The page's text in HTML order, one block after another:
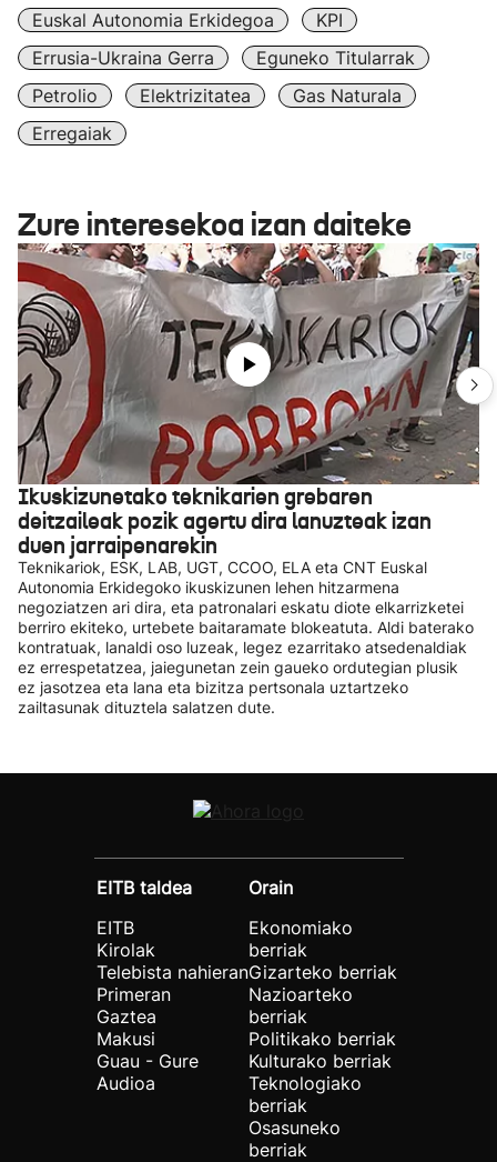
Euskal Autonomia Erkidegoa
KPI
Errusia-Ukraina Gerra
Eguneko Titularrak
Petrolio
Elektrizitatea
Gas Naturala
Erregaiak
Zure interesekoa izan daiteke
Ikuskizunetako teknikarien grebaren
deitzaileak pozik agertu dira lanuzteak izan
duen jarraipenarekin
Teknikariok, ESK, LAB, UGT, CCOO, ELA eta CNT Euskal
Autonomia Erkidegoko ikuskizunen lehen hitzarmena
negoziatzen ari dira, eta patronalari eskatu diote elkarrizketei
berriro ekiteko, urtebete baitaramate blokeatuta. Aldi baterako
kontratuak, lanaldi oso luzeak, legez ezarritako atsedenaldiak
ez errespetatzea, jaiegunetan zein gaueko ordutegian plusik
ez jasotzea eta lana eta bizitza pertsonala uztartzeko
zailtasunak dituztela salatzen dute.
EITB taldea
EITB
Kirolak
Telebista nahieran
Primeran
Gaztea
Makusi
Guau - Gure
Audioa
Orain
Ekonomiako
berriak
Gizarteko berriak
Nazioarteko
berriak
Politikako berriak
Kulturako berriak
Teknologiako
berriak
Osasuneko
berriak